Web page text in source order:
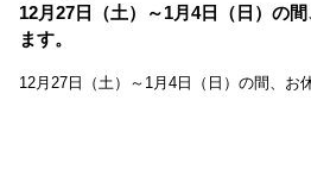
12月27日（土）～1月4日（日）の
ます。
12月27日（土）～1月4日（日）の間、お